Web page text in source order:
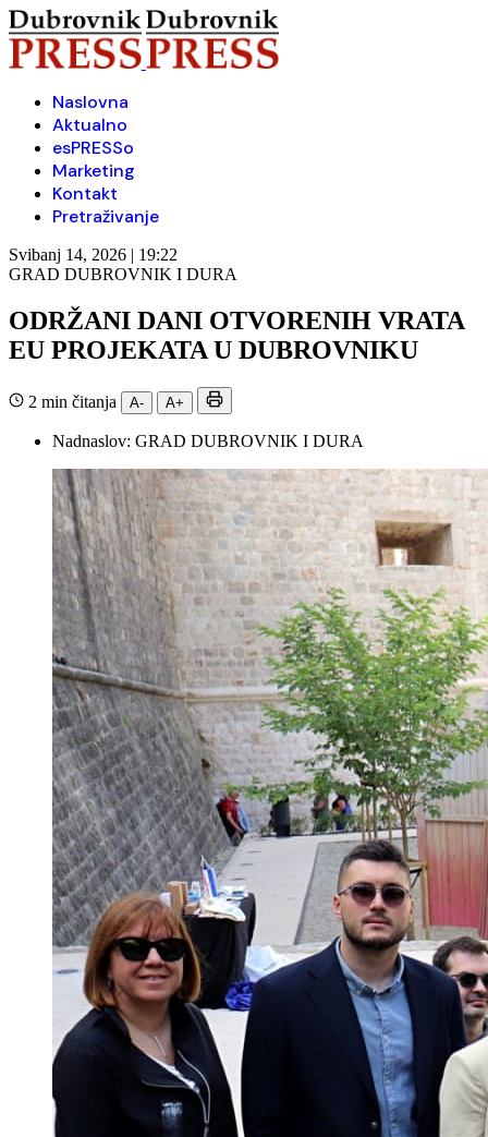
Naslovna
Aktualno
esPRESSo
Marketing
Kontakt
Pretraživanje
Svibanj 14, 2026 | 19:22
GRAD DUBROVNIK I DURA
ODRŽANI DANI OTVORENIH VRATA
EU PROJEKATA U DUBROVNIKU
2 min čitanja A- A+
Nadnaslov: GRAD DUBROVNIK I DURA